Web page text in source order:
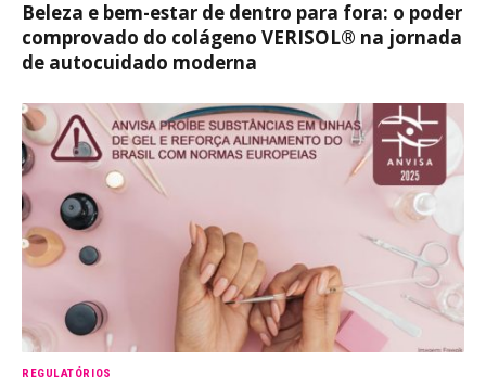
Beleza e bem-estar de dentro para fora: o poder
comprovado do colágeno VERISOL® na jornada
de autocuidado moderna
REGULATÓRIOS